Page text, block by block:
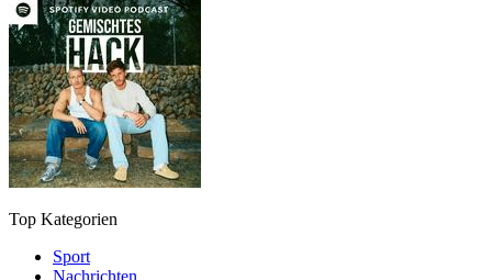
Top Kategorien
Sport
Nachrichten